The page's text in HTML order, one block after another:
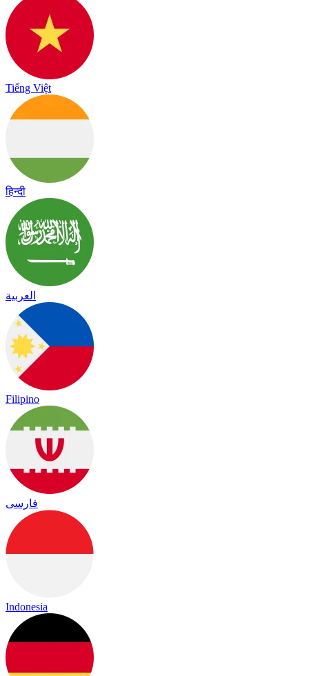
Tiếng Việt
हिन्दी
العربية
Filipino
فارسی
Indonesia